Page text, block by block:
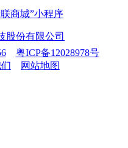
商城”小程序
股份有限公司
粤ICP备12028978号
网站地图